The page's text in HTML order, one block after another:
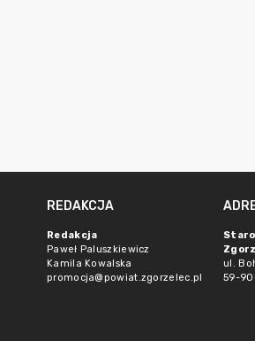
REDAKCJA
Redakcja
Paweł Paluszkiewicz
Kamila Kowalska
promocja@powiat.zgorzelec.pl
ul.
59-